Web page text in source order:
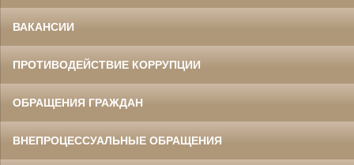
ВАКАНСИИ
ПРОТИВОДЕЙСТВИЕ КОРРУПЦИИ
ОБРАЩЕНИЯ ГРАЖДАН
ВНЕПРОЦЕССУАЛЬНЫЕ ОБРАЩЕНИЯ